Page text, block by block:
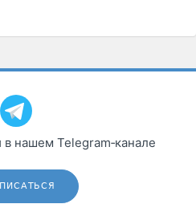
в нашем Telegram‑канале